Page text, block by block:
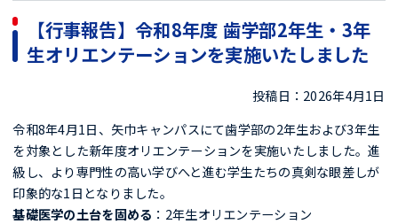
【行事報告】令和8年度 歯学部2年生・3年
生オリエンテーションを実施いたしました
投稿日：2026年4月1日
令和8年4月1日、矢巾キャンパスにて歯学部の2年生および3年生
を対象とした新年度オリエンテーションを実施いたしました。進
級し、より専門性の高い学びへと進む学生たちの真剣な眼差しが
印象的な1日となりました。
基礎医学の土台を固める ：2年生オリエンテーション